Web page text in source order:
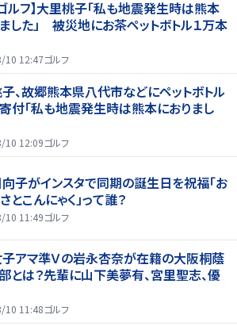
ルフ】大里桃子「私も地震発生時は熊本
した」 被災地にお茶ペットボトル１万本
10 12:47ゴルフ
、故郷熊本県八代市などにペットボトル
付「私も地震発生時は熊本におりまし
10 12:09ゴルフ
子がインスタで同期の誕生日を祝福「お
とこんにゃく」って誰？
10 11:49ゴルフ
アマ準Ｖの岩永杏奈が在籍の大阪桐蔭
とは？先輩に山下美夢有、宮里聖志、優
10 11:48ゴルフ